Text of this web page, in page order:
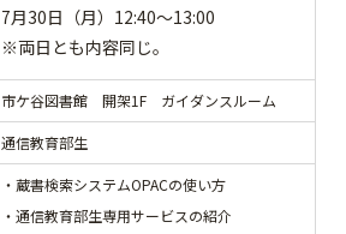
7月30日（月）12:40～13:00
※両日とも内容同じ。
市ケ谷図書館 開架1F ガイダンスルーム
通信教育部生
・蔵書検索システムOPACの使い方
・通信教育部生専用サービスの紹介